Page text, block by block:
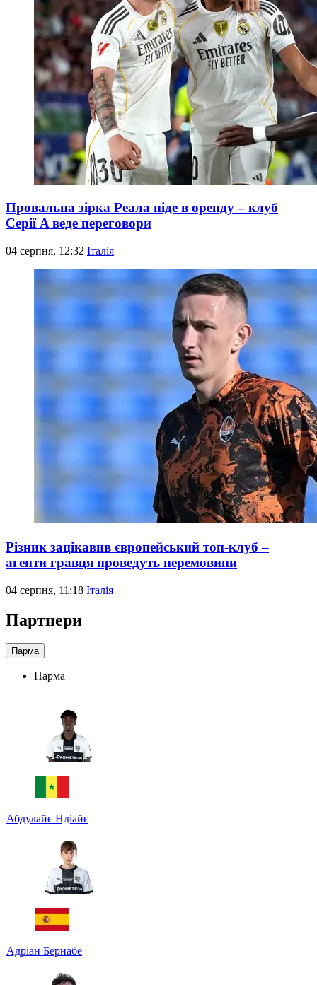
Провальна зірка Реала піде в оренду – клуб
Серії A веде переговори
04 серпня, 12:32 Італія
Різник зацікавив європейський топ-клуб –
агенти гравця проведуть перемовини
04 серпня, 11:18 Італія
Партнери
Парма
Парма
Абдулайє Ндіайє
Адріан Бернабе